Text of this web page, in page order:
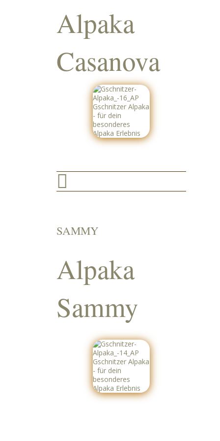
Alpaka
Casanova

SAMMY
Alpaka
Sammy